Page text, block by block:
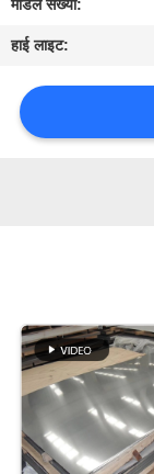
विनती
साइटमैप
मॉडल संख्या:
हाई लाइट: